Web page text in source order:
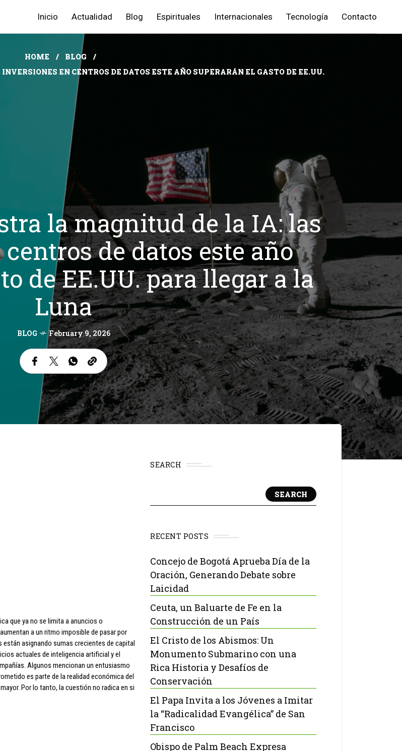
Inicio Actualidad Blog Espirituales Internacionales Tecnología Contacto
HOME
BLOG
EN CENTROS DE DATOS ESTE AÑO SUPERARÁN EL GASTO DE EE.UU.
la magnitud de la IA: las
de datos este año
de EE.UU. para llegar a la
Luna
BLOG February 9, 2026
que ya no se limita a anuncios o
a un ritmo imposible de pasar por
están asignando sumas crecientes de capital
actuales de inteligencia artificial y el
Algunos mencionan un entusiasmo
es parte de la realidad económica del
Por lo tanto, la cuestión no radica en si
SEARCH
SEARCH
RECENT POSTS
Concejo de Bogotá Aprueba Día de la
Oración, Generando Debate sobre
Laicidad
Ceuta, un Baluarte de Fe en la
Construcción de un País
El Cristo de los Abismos: Un
Monumento Submarino con una
Rica Historia y Desafíos de
Conservación
El Papa Invita a los Jóvenes a Imitar
la “Radicalidad Evangélica” de San
Francisco
Obispo de Palm Beach Expresa